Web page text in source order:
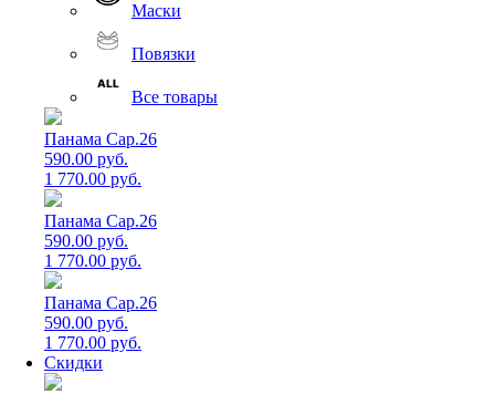
Маски
Повязки
Все товары
Панама Cap.26
590.00 руб.
1 770.00 руб.
Панама Cap.26
590.00 руб.
1 770.00 руб.
Панама Cap.26
590.00 руб.
1 770.00 руб.
Скидки